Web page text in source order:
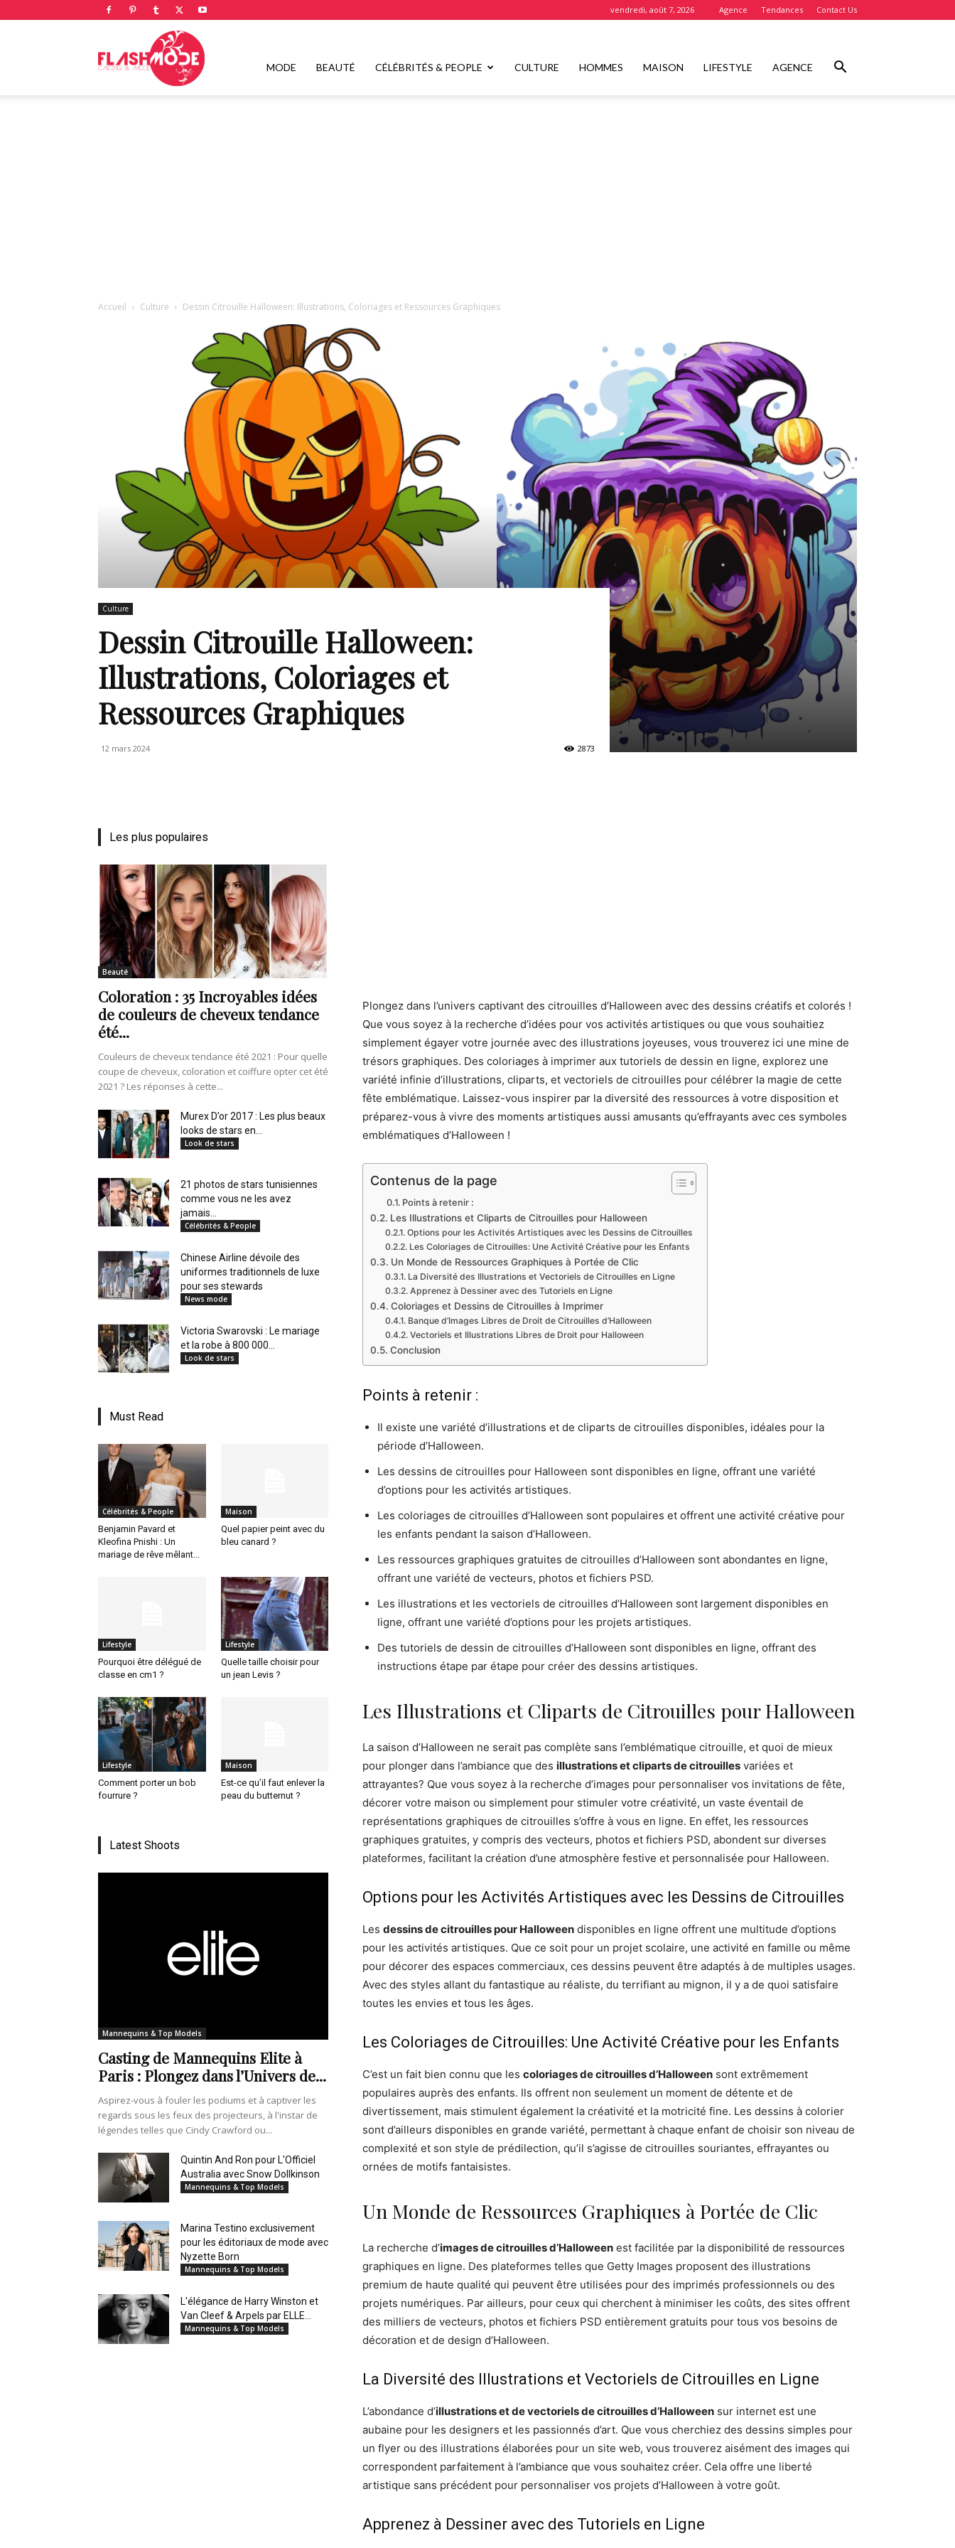
vendredi, août 7, 2026 Agence Tendances Contact Us
Flashmode
de
mode
et
style
un
en
et
au
Maghreb
MODE BEAUTÉ CÉLÉBRITÉS & PEOPLE CULTURE HOMMES MAISON LIFESTYLE AGENCE
Accueil Culture Dessin Citrouille Halloween: Illustrations, Coloriages et Ressources Graphiques
Culture
Dessin Citrouille Halloween:
Illustrations, Coloriages et
Ressources Graphiques
12 mars 2024 2873
Plongez dans l’univers captivant des citrouilles d’Halloween avec des dessins créatifs et colorés !
Que vous soyez à la recherche d’idées pour vos activités artistiques ou que vous souhaitiez
simplement égayer votre journée avec des illustrations joyeuses, vous trouverez ici une mine de
trésors graphiques. Des coloriages à imprimer aux tutoriels de dessin en ligne, explorez une
variété infinie d’illustrations, cliparts, et vectoriels de citrouilles pour célébrer la magie de cette
fête emblématique. Laissez-vous inspirer par la diversité des ressources à votre disposition et
préparez-vous à vivre des moments artistiques aussi amusants qu’effrayants avec ces symboles
emblématiques d’Halloween !
Contenus de la page
Points à retenir :
Les Illustrations et Cliparts de Citrouilles pour Halloween
Options pour les Activités Artistiques avec les Dessins de Citrouilles
Les Coloriages de Citrouilles: Une Activité Créative pour les Enfants
Un Monde de Ressources Graphiques à Portée de Clic
La Diversité des Illustrations et Vectoriels de Citrouilles en Ligne
Apprenez à Dessiner avec des Tutoriels en Ligne
Coloriages et Dessins de Citrouilles à Imprimer
Banque d’Images Libres de Droit de Citrouilles d’Halloween
Vectoriels et Illustrations Libres de Droit pour Halloween
Conclusion
Points à retenir :
Il existe une variété d’illustrations et de cliparts de citrouilles disponibles, idéales pour la
période d’Halloween.
Les dessins de citrouilles pour Halloween sont disponibles en ligne, offrant une variété
d’options pour les activités artistiques.
Les coloriages de citrouilles d’Halloween sont populaires et offrent une activité créative pour
les enfants pendant la saison d’Halloween.
Les ressources graphiques gratuites de citrouilles d’Halloween sont abondantes en ligne,
offrant une variété de vecteurs, photos et fichiers PSD.
Les illustrations et les vectoriels de citrouilles d’Halloween sont largement disponibles en
ligne, offrant une variété d’options pour les projets artistiques.
Des tutoriels de dessin de citrouilles d’Halloween sont disponibles en ligne, offrant des
instructions étape par étape pour créer des dessins artistiques.
Les Illustrations et Cliparts de Citrouilles pour Halloween
La saison d’Halloween ne serait pas complète sans l’emblématique citrouille, et quoi de mieux
pour plonger dans l’ambiance que des illustrations et cliparts de citrouilles variées et
attrayantes? Que vous soyez à la recherche d’images pour personnaliser vos invitations de fête,
décorer votre maison ou simplement pour stimuler votre créativité, un vaste éventail de
représentations graphiques de citrouilles s’offre à vous en ligne. En effet, les ressources
graphiques gratuites, y compris des vecteurs, photos et fichiers PSD, abondent sur diverses
plateformes, facilitant la création d’une atmosphère festive et personnalisée pour Halloween.
Options pour les Activités Artistiques avec les Dessins de Citrouilles
Les dessins de citrouilles pour Halloween disponibles en ligne offrent une multitude d’options
pour les activités artistiques. Que ce soit pour un projet scolaire, une activité en famille ou même
pour décorer des espaces commerciaux, ces dessins peuvent être adaptés à de multiples usages.
Avec des styles allant du fantastique au réaliste, du terrifiant au mignon, il y a de quoi satisfaire
toutes les envies et tous les âges.
Les Coloriages de Citrouilles: Une Activité Créative pour les Enfants
C’est un fait bien connu que les coloriages de citrouilles d’Halloween sont extrêmement
populaires auprès des enfants. Ils offrent non seulement un moment de détente et de
divertissement, mais stimulent également la créativité et la motricité fine. Les dessins à colorier
sont d’ailleurs disponibles en grande variété, permettant à chaque enfant de choisir son niveau de
complexité et son style de prédilection, qu’il s’agisse de citrouilles souriantes, effrayantes ou
ornées de motifs fantaisistes.
Un Monde de Ressources Graphiques à Portée de Clic
La recherche d’images de citrouilles d’Halloween est facilitée par la disponibilité de ressources
graphiques en ligne. Des plateformes telles que Getty Images proposent des illustrations
premium de haute qualité qui peuvent être utilisées pour des imprimés professionnels ou des
projets numériques. Par ailleurs, pour ceux qui cherchent à minimiser les coûts, des sites offrent
des milliers de vecteurs, photos et fichiers PSD entièrement gratuits pour tous vos besoins de
décoration et de design d’Halloween.
La Diversité des Illustrations et Vectoriels de Citrouilles en Ligne
L’abondance d’illustrations et de vectoriels de citrouilles d’Halloween sur internet est une
aubaine pour les designers et les passionnés d’art. Que vous cherchiez des dessins simples pour
un flyer ou des illustrations élaborées pour un site web, vous trouverez aisément des images qui
correspondent parfaitement à l’ambiance que vous souhaitez créer. Cela offre une liberté
artistique sans précédent pour personnaliser vos projets d’Halloween à votre goût.
Apprenez à Dessiner avec des Tutoriels en Ligne
Les plus populaires
Beauté
Coloration : 35 Incroyables idées
de couleurs de cheveux tendance
été...
Couleurs de cheveux tendance été 2021 : Pour quelle
coupe de cheveux, coloration et coiffure opter cet été
2021 ? Les réponses à cette...
Murex D’or 2017 : Les plus beaux
looks de stars en...
Look de stars
21 photos de stars tunisiennes
comme vous ne les avez
jamais...
Célébrités & People
Chinese Airline dévoile des
uniformes traditionnels de luxe
pour ses stewards
News mode
Victoria Swarovski : Le mariage
et la robe à 800 000...
Look de stars
Must Read
Célébrités & People
Benjamin Pavard et
Kleofina Pnishi : Un
mariage de rêve mêlant...
Maison
Quel papier peint avec du
bleu canard ?
Lifestyle
Pourquoi être délégué de
classe en cm1 ?
Lifestyle
Quelle taille choisir pour
un jean Levis ?
Lifestyle
Comment porter un bob
fourrure ?
Maison
Est-ce qu’il faut enlever la
peau du butternut ?
Latest Shoots
Mannequins & Top Models
Casting de Mannequins Elite à
Paris : Plongez dans l’Univers de...
Aspirez-vous à fouler les podiums et à captiver les
regards sous les feux des projecteurs, à l'instar de
légendes telles que Cindy Crawford ou...
Quintin And Ron pour L'Officiel
Australia avec Snow Dollkinson
Mannequins & Top Models
Marina Testino exclusivement
pour les éditoriaux de mode avec
Nyzette Born
Mannequins & Top Models
L'élégance de Harry Winston et
Van Cleef & Arpels par ELLE...
Mannequins & Top Models